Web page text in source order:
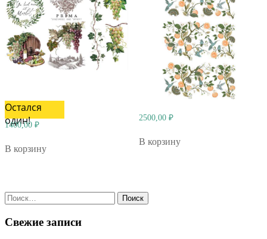
Остался
один!
1400,00 ₽
В корзину
2500,00 ₽
В корзину
Найти:
Свежие записи